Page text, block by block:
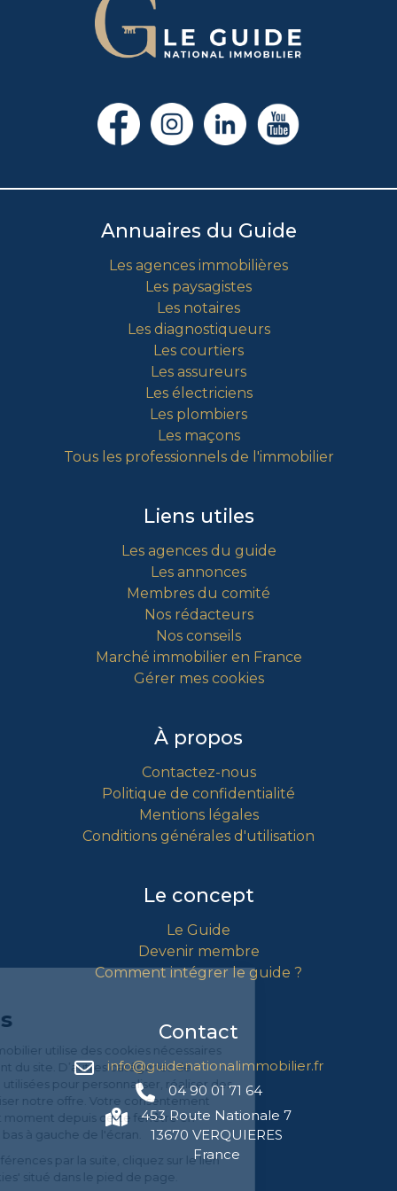
indispensable d'avoir un paiement comptant. Pas de
crédit avec hypothèque. Pas de procédure en cours.
éclairage, tennis, snack, barrières?). DPE indice C 150
kWh ep/m2.an et GES indice A 5 kg eqCO2/m2.an.
contacter au 06 01 43 09 80 ou
Conformément à l'article 6-2 de la loi du 2 janvier
1970, le titulaire de la carte professionnelle informe
le signataire que ce document lui est présenté par
une personne dûment habilitée par lui et exerçant
sous le statut d'agent commercial avec le N° RSAC
Draguignan : 833 329 998
Annuaires du Guide
Les agences immobilières
Les paysagistes
Les notaires
Les diagnostiqueurs
Les courtiers
Les assureurs
Les électriciens
Les plombiers
Les maçons
Tous les professionnels de l'immobilier
Liens utiles
Les agences du guide
Les annonces
Membres du comité
Nos rédacteurs
Nos conseils
Marché immobilier en France
Gérer mes cookies
À propos
Contactez-nous
Politique de confidentialité
Mentions légales
Conditions générales d'utilisation
Le concept
Le Guide
Devenir membre
Comment intégrer le guide ?
Contact
info@guidenationalimmobilier.fr
04 90 01 71 64
453 Route Nationale 7
13670 VERQUIERES
France
Le Guide National Immobilier utilise des cookies nécessaires
au bon fonctionnement du site. D’autres catégories de
cookies peuvent être utilisées pour personnaliser, réaliser des
analyses, afin d'optimiser notre offre. Votre consentement
peut être retiré à tout moment depuis cette fenêtre en
cliquant sur l'icône en bas à gauche de l'écran.
Pour modifier vos préférences par la suite, cliquez sur le lien
'Préférences de cookies' situé dans le pied de page.